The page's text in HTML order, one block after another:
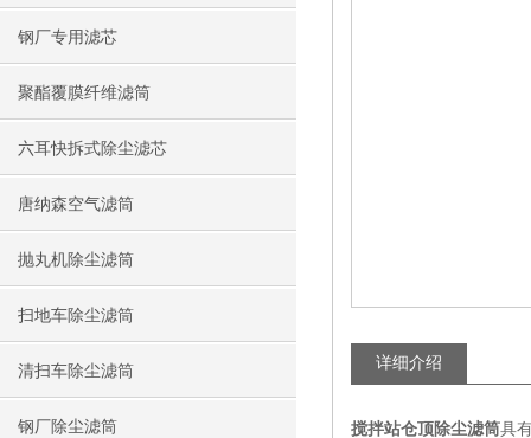
钢厂专用滤芯
聚酯覆膜纤维滤筒
六耳快拆式除尘滤芯
唐纳森空气滤筒
抛丸机除尘滤筒
扫地车除尘滤筒
清扫车除尘滤筒
钢厂除尘滤筒
详细介绍
搅拌站仓顶除尘滤筒具